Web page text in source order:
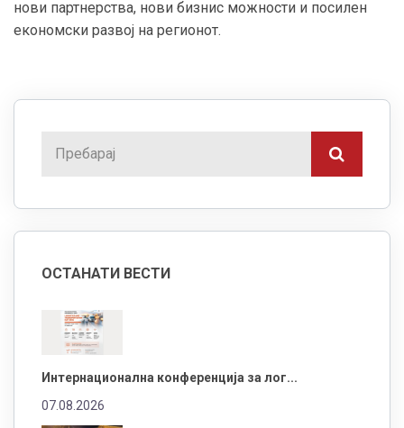
нови партнерства, нови бизнис можности и посилен
економски развој на регионот.
ОСТАНАТИ ВЕСТИ
Интернационална конференција за лог...
07.08.2026